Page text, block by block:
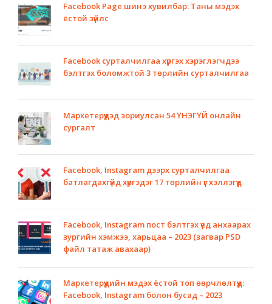
Facebook Page шинэ хувилбар: Таны мэдэх
ёстой зүйлс
Facebook сурталчилгаа хүргэх хэрэглэгчдээ
бэлтгэх боломжтой 3 төрлийн сурталчилгаа
Маркетерүүдэд зориулсан 54 ҮНЭГҮЙ онлайн
сургалт
Facebook, Instagram дээрх сурталчилгаа
батлагдахгүйд хүргэдэг 17 төрлийн үг хэллэгүүд
Facebook, Instagram пост бэлтгэх үед анхаарах
зургийн хэмжээ, харьцаа – 2023 (загвар PSD
файл татаж авахаар)
Маркетерүүдийн мэдэх ёстой топ өөрчлөлтүүд:
Facebook, Instagram болон бусад – 2023